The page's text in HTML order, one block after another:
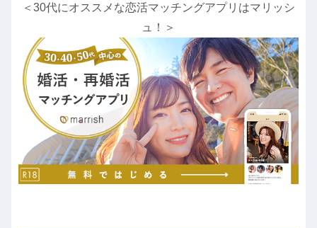
＜30代にオススメな恋活マッチングアプリはマリッシ
ュ！＞